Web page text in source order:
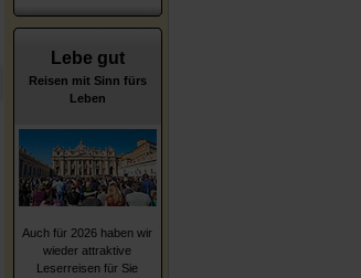
Lebe gut
Reisen mit Sinn fürs
Leben
Auch für 2026 haben wir
wieder attraktive
Leserreisen für Sie